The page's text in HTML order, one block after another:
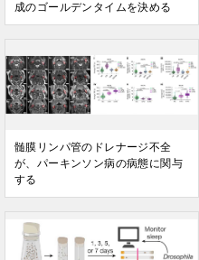
成のゴールデンタイムを決める
髄膜リンパ管のドレナージ不全
が、パーキンソン病の病態に関与
する